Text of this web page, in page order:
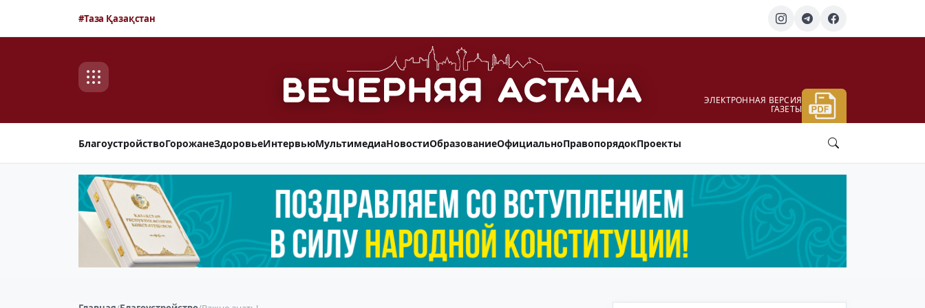
#Таза Қазақстан
ЭЛЕКТРОННАЯ ВЕРСИЯ
ГАЗЕТЫ
БлагоустройствоГорожанеЗдоровьеИнтервьюМультимедиаНовостиОбразованиеОфициальноПравопорядокПроекты